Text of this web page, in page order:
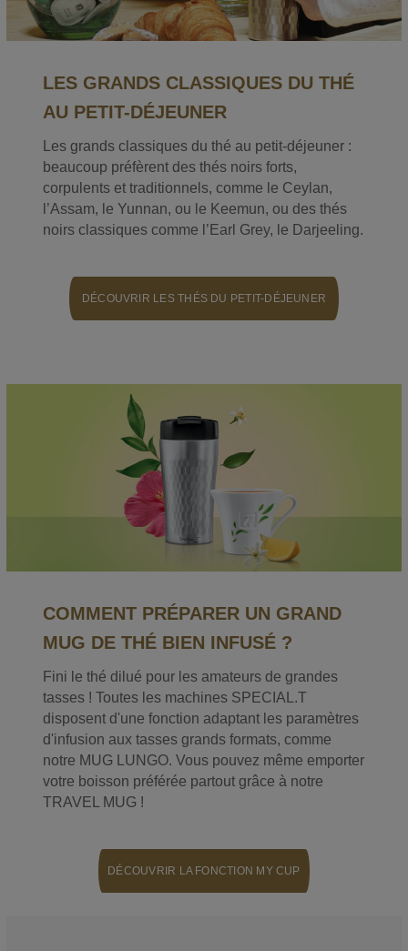
LES GRANDS CLASSIQUES DU THÉ
AU PETIT-DÉJEUNER
Les grands classiques du thé au petit-déjeuner :
beaucoup préfèrent des thés noirs forts,
corpulents et traditionnels, comme le Ceylan,
l’Assam, le Yunnan, ou le Keemun, ou des thés
noirs classiques comme l’Earl Grey, le Darjeeling.
DÉCOUVRIR LES THÉS DU PETIT-DÉJEUNER
COMMENT PRÉPARER UN GRAND
MUG DE THÉ BIEN INFUSÉ ?
Fini le thé dilué pour les amateurs de grandes
tasses ! Toutes les machines SPECIAL.T
disposent d'une fonction adaptant les paramètres
d'infusion aux tasses grands formats, comme
notre MUG LUNGO. Vous pouvez même emporter
votre boisson préférée partout grâce à notre
TRAVEL MUG !
DÉCOUVRIR LA FONCTION MY CUP